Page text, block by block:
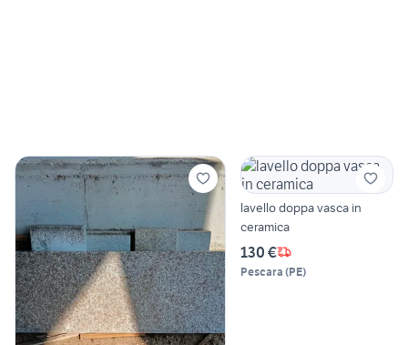
lavello doppa vasca in
ceramica
130 €
Pescara (PE)